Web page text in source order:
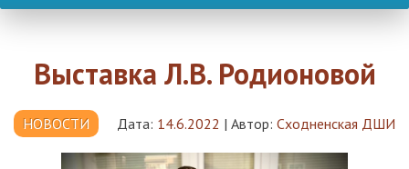
Выставка Л.В. Родионовой
НОВОСТИ Дата: 14.6.2022 | Автор: Сходненская ДШИ